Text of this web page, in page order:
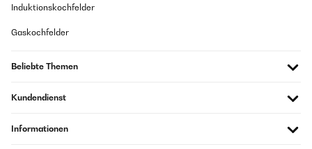
Induktionskochfelder
Gaskochfelder
Beliebte Themen
Kundendienst
Informationen